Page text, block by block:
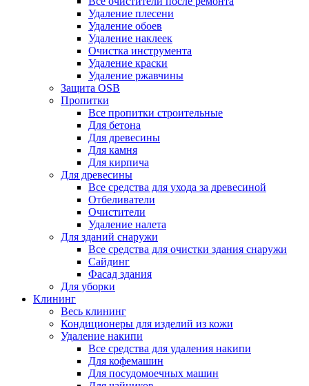
Удаление плесени
Удаление обоев
Удаление наклеек
Очистка инструмента
Удаление краски
Удаление ржавчины
Защита OSB
Пропитки
Все пропитки строительные
Для бетона
Для древесины
Для камня
Для кирпича
Для древесины
Все средства для ухода за древесиной
Отбеливатели
Очистители
Удаление налета
Для зданий снаружи
Все средства для очистки здания снаружи
Сайдинг
Фасад здания
Для уборки
Клининг
Весь клининг
Кондиционеры для изделий из кожи
Удаление накипи
Все средства для удаления накипи
Для кофемашин
Для посудомоечных машин